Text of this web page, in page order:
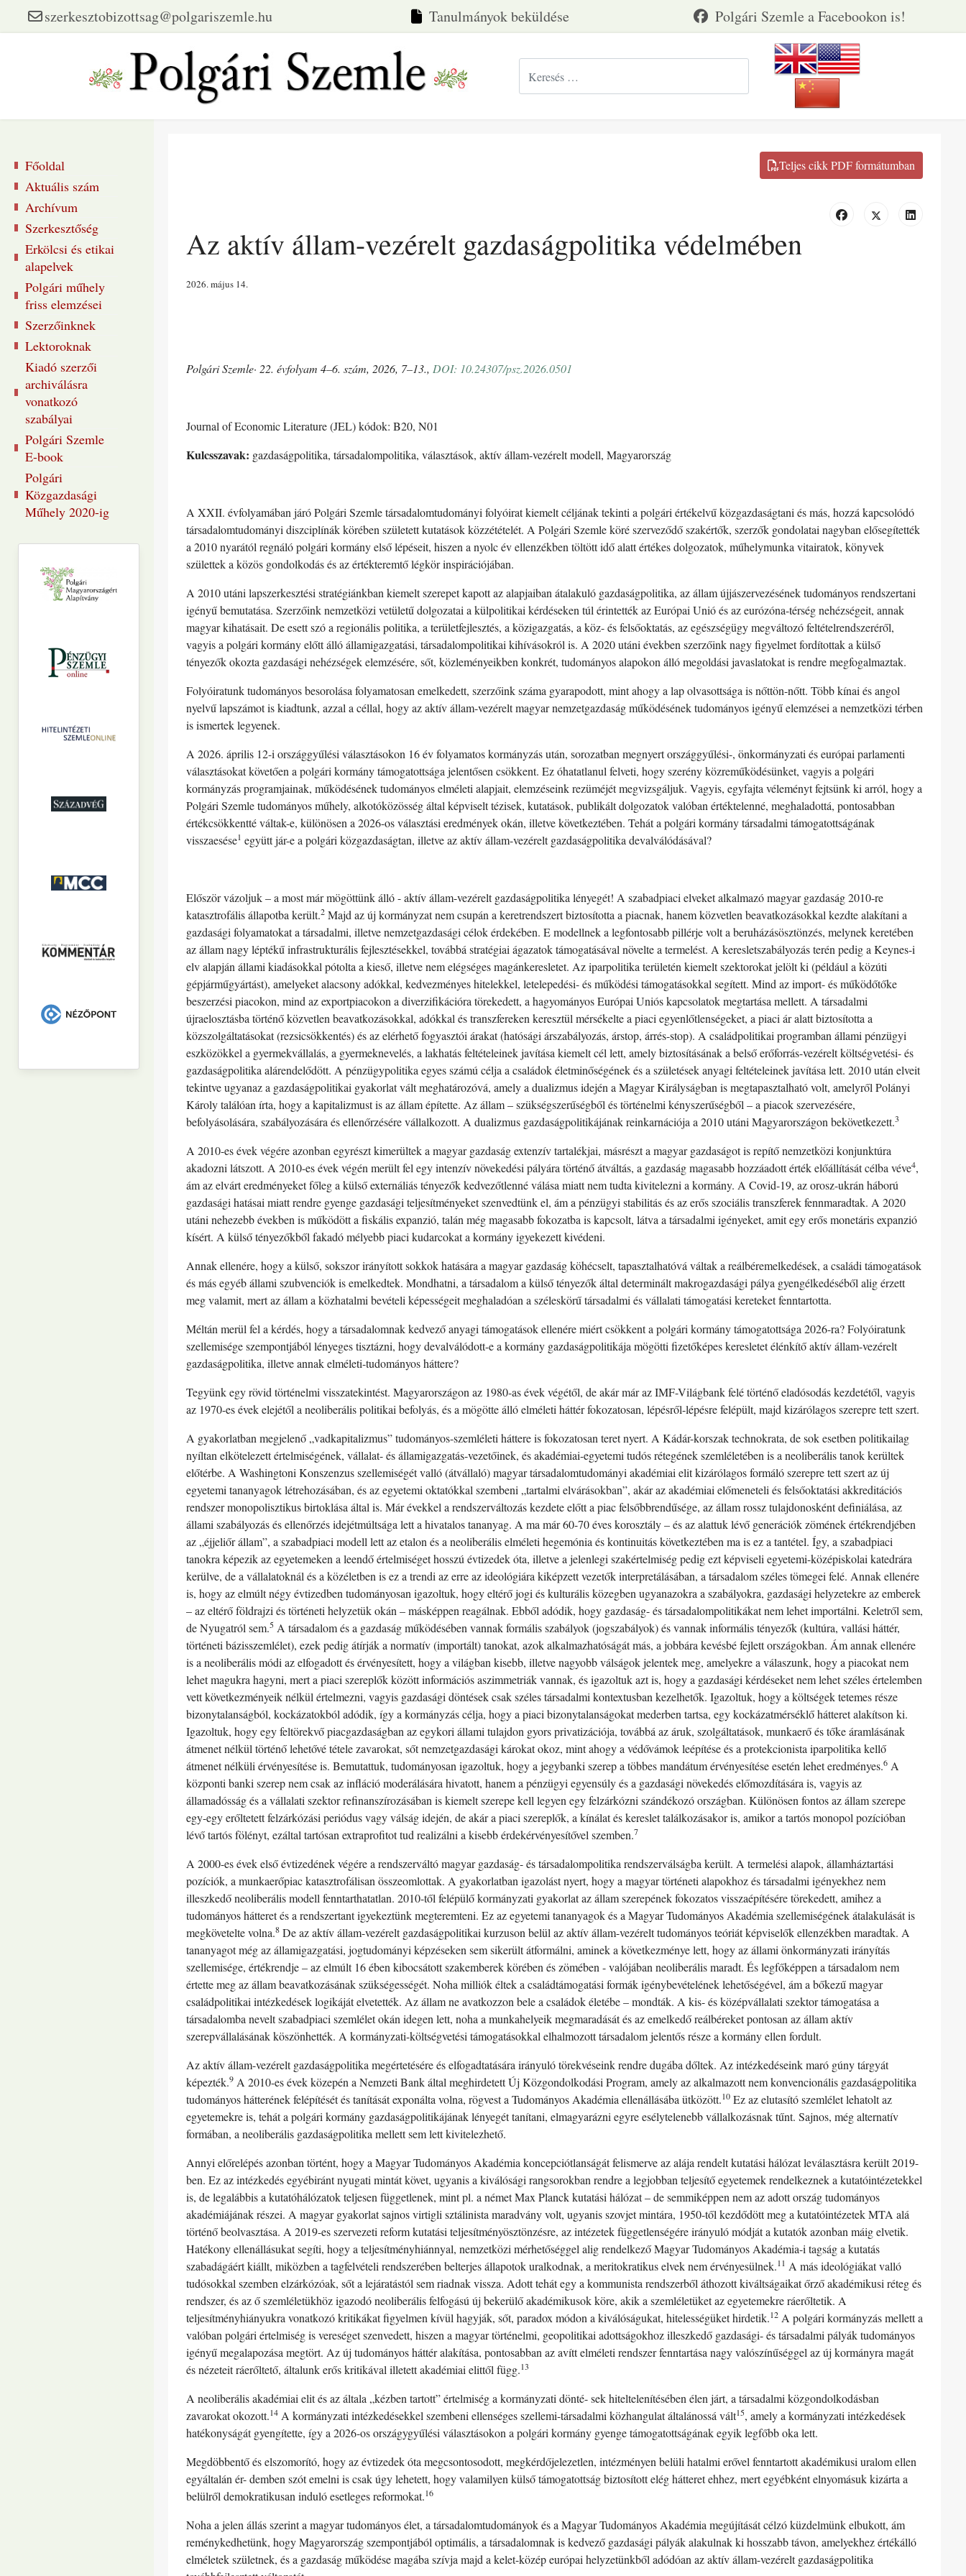
szerkesztobizottsag@polgariszemle.hu Tanulmányok beküldése
Főoldal
Aktuális szám
Archívum
Szerkesztőség
Erkölcsi és etikai
alapelvek
Polgári műhely
friss elemzései
Szerzőinknek
Lektoroknak
Kiadó szerzői
archiválásra
vonatkozó
szabályai
Polgári Szemle
E-book
Polgári
Közgazdasági
Műhely 2020-ig
Az aktív állam-vezérelt gazdaságpolitika védelmében
2026. május 14
Polgári Szemle· 22. évfolyam 4–6. szám, 2026, 7–13., DOI: 10.24307/psz.2026.0501
Journal of Economic Literature (JEL) kódok: B20, N01
Kulcsszavak: gazdaságpolitika, társadalompolitika, választások, aktív állam-vezérelt modell, Magyarország
A XXII. évfolyamában járó Polgári Szemle társadalomtudományi folyóirat kiemelt céljának tekinti a polgári értékelvű közgazdaságtani és más, hozzá kapcsolódó
társadalomtudományi diszciplínák körében született kutatások közzétételét. A Polgári Szemle köré szerveződő szakértők, szerzők gondolatai nagyban elősegítették
a 2010 nyarától regnáló polgári kormány első lépéseit, hiszen a nyolc év ellenzékben töltött idő alatt értékes dolgozatok, műhelymunka vitairatok, könyvek
születtek a közös gondolkodás és az értékteremtő légkör inspirációjában.
A 2010 utáni lapszerkesztési stratégiánkban kiemelt szerepet kapott az alapjaiban átalakuló gazdaságpolitika, az állam újjászervezésének tudományos rendszertani
igényű bemutatása. Szerzőink nemzetközi vetületű dolgozatai a külpolitikai kérdéseken túl érintették az Európai Unió és az eurózóna-térség nehézségeit, annak
magyar kihatásait. De esett szó a regionális politika, a területfejlesztés, a közigazgatás, a köz- és felsőoktatás, az egészségügy megváltozó feltételrendszeréről,
vagyis a polgári kormány előtt álló államigazgatási, társadalompolitikai kihívásokról is. A 2020 utáni években szerzőink nagy figyelmet fordítottak a külső
tényezők okozta gazdasági nehézségek elemzésére, sőt, közleményeikben konkrét, tudományos alapokon álló megoldási javaslatokat is rendre megfogalmaztak.
Folyóiratunk tudományos besorolása folyamatosan emelkedett, szerzőink száma gyarapodott, mint ahogy a lap olvasottsága is nőttön-nőtt. Több kínai és angol
nyelvű lapszámot is kiadtunk, azzal a céllal, hogy az aktív állam-vezérelt magyar nemzetgazdaság működésének tudományos igényű elemzései a nemzetközi térben
is ismertek legyenek.
A 2026. április 12-i országgyűlési választásokon 16 év folyamatos kormányzás után, sorozatban megnyert országgyűlési-, önkormányzati és európai parlamenti
választásokat követően a polgári kormány támogatottsága jelentősen csökkent. Ez óhatatlanul felveti, hogy szerény közreműködésünket, vagyis a polgári
kormányzás programjainak, működésének tudományos elméleti alapjait, elemzéseink rezüméjét megvizsgáljuk. Vagyis, egyfajta véleményt fejtsünk ki arról, hogy a
Polgári Szemle tudományos műhely, alkotóközösség által képviselt tézisek, kutatások, publikált dolgozatok valóban értéktelenné, meghaladottá, pontosabban
értékcsökkentté váltak-e, különösen a 2026-os választási eredmények okán, illetve következtében. Tehát a polgári kormány társadalmi támogatottságának
visszaesése1 együtt jár-e a polgári közgazdaságtan, illetve az aktív állam-vezérelt gazdaságpolitika devalválódásával?
Először vázoljuk – a most már mögöttünk álló - aktív állam-vezérelt gazdaságpolitika lényegét! A szabadpiaci elveket alkalmazó magyar gazdaság 2010-re
katasztrofális állapotba került.2 Majd az új kormányzat nem csupán a keretrendszert biztosította a piacnak, hanem közvetlen beavatkozásokkal kezdte alakítani a
gazdasági folyamatokat a társadalmi, illetve nemzetgazdasági célok érdekében. E modellnek a legfontosabb pillérje volt a beruházásösztönzés, melynek keretében
az állam nagy léptékű infrastrukturális fejlesztésekkel, továbbá stratégiai ágazatok támogatásával növelte a termelést. A keresletszabályozás terén pedig a Keynes-i
elv alapján állami kiadásokkal pótolta a kieső, illetve nem elégséges magánkeresletet. Az iparpolitika területén kiemelt szektorokat jelölt ki (például a közúti
gépjárműgyártást), amelyeket alacsony adókkal, kedvezményes hitelekkel, letelepedési- és működési támogatásokkal segített. Mind az import- és működőtőke
beszerzési piacokon, mind az exportpiacokon a diverzifikációra törekedett, a hagyományos Európai Uniós kapcsolatok megtartása mellett. A társadalmi
újraelosztásba történő közvetlen beavatkozásokkal, adókkal és transzfereken keresztül mérsékelte a piaci egyenlőtlenségeket, a piaci ár alatt biztosította a
közszolgáltatásokat (rezsicsökkentés) és az elérhető fogyasztói árakat (hatósági árszabályozás, árstop, árrés-stop). A családpolitikai programban állami pénzügyi
eszközökkel a gyermekvállalás, a gyermeknevelés, a lakhatás feltételeinek javítása kiemelt cél lett, amely biztosításának a belső erőforrás-vezérelt költségvetési- és
gazdaságpolitika alárendelődött. A pénzügypolitika egyes számú célja a családok életminőségének és a születések anyagi feltételeinek javítása lett. 2010 után elveit
tekintve ugyanaz a gazdaságpolitikai gyakorlat vált meghatározóvá, amely a dualizmus idején a Magyar Királyságban is megtapasztalható volt, amelyről Polányi
Károly találóan írta, hogy a kapitalizmust is az állam építette. Az állam – szükségszerűségből és történelmi kényszerűségből – a piacok szervezésére,
befolyásolására, szabályozására és ellenőrzésére vállalkozott. A dualizmus gazdaságpolitikájának reinkarnációja a 2010 utáni Magyarországon bekövetkezett.3
A 2010-es évek végére azonban egyrészt kimerültek a magyar gazdaság extenzív tartalékjai, másrészt a magyar gazdaságot is repítő nemzetközi konjunktúra
akadozni látszott. A 2010-es évek végén merült fel egy intenzív növekedési pályára történő átváltás, a gazdaság magasabb hozzáadott érték előállítását célba véve4,
ám az elvárt eredményeket főleg a külső externáliás tényezők kedvezőtlenné válása miatt nem tudta kivitelezni a kormány. A Covid-19, az orosz-ukrán háború
gazdasági hatásai miatt rendre gyenge gazdasági teljesítményeket szenvedtünk el, ám a pénzügyi stabilitás és az erős szociális transzferek fennmaradtak. A 2020
utáni nehezebb években is működött a fiskális expanzió, talán még magasabb fokozatba is kapcsolt, látva a társadalmi igényeket, amit egy erős monetáris expanzió
kísért. A külső tényezőkből fakadó mélyebb piaci kudarcokat a kormány igyekezett kivédeni.
Annak ellenére, hogy a külső, sokszor irányított sokkok hatására a magyar gazdaság köhécselt, tapasztalhatóvá váltak a reálbéremelkedések, a családi támogatások
és más egyéb állami szubvenciók is emelkedtek. Mondhatni, a társadalom a külső tényezők által determinált makrogazdasági pálya gyengélkedéséből alig érzett
meg valamit, mert az állam a közhatalmi bevételi képességeit meghaladóan a széleskörű társadalmi és vállalati támogatási kereteket fenntartotta.
Méltán merül fel a kérdés, hogy a társadalomnak kedvező anyagi támogatások ellenére miért csökkent a polgári kormány támogatottsága 2026-ra? Folyóiratunk
szellemisége szempontjából lényeges tisztázni, hogy devalválódott-e a kormány gazdaságpolitikája mögötti fizetőképes keresletet élénkítő aktív állam-vezérelt
gazdaságpolitika, illetve annak elméleti-tudományos háttere?
Tegyünk egy rövid történelmi visszatekintést. Magyarországon az 1980-as évek végétől, de akár már az IMF-Világbank felé történő eladósodás kezdetétől, vagyis
az 1970-es évek elejétől a neoliberális politikai befolyás, és a mögötte álló elméleti háttér fokozatosan, lépésről-lépésre felépült, majd kizárólagos szerepre tett szert.
A gyakorlatban megjelenő „vadkapitalizmus” tudományos-szemléleti háttere is fokozatosan teret nyert. A Kádár-korszak technokrata, de sok esetben politikailag
nyíltan elkötelezett értelmiségének, vállalat- és államigazgatás-vezetőinek, és akadémiai-egyetemi tudós rétegének szemléletében is a neoliberális tanok kerültek
előtérbe. A Washingtoni Konszenzus szellemiségét valló (átvállaló) magyar társadalomtudományi akadémiai elit kizárólagos formáló szerepre tett szert az új
egyetemi tananyagok létrehozásában, és az egyetemi oktatókkal szembeni „tartalmi elvárásokban”, akár az akadémiai előmeneteli és felsőoktatási akkreditációs
rendszer monopolisztikus birtoklása által is. Már évekkel a rendszerváltozás kezdete előtt a piac felsőbbrendűsége, az állam rossz tulajdonosként definiálása, az
állami szabályozás és ellenőrzés idejétmúltsága lett a hivatalos tananyag. A ma már 60-70 éves korosztály – és az alattuk lévő generációk zömének értékrendjében
az „éjjeliőr állam”, a szabadpiaci modell lett az etalon és a neoliberális elméleti hegemónia és kontinuitás következtében ma is ez a tantétel. Így, a szabadpiaci
tanokra képezik az egyetemeken a leendő értelmiséget hosszú évtizedek óta, illetve a jelenlegi szakértelmiség pedig ezt képviseli egyetemi-középiskolai katedrára
kerülve, de a vállalatoknál és a közéletben is ez a trendi az erre az ideológiára kiképzett vezetők interpretálásában, a társadalom széles tömegei felé. Annak ellenére
is, hogy az elmúlt négy évtizedben tudományosan igazoltuk, hogy eltérő jogi és kulturális közegben ugyanazokra a szabályokra, gazdasági helyzetekre az emberek
– az eltérő földrajzi és történeti helyzetük okán – másképpen reagálnak. Ebből adódik, hogy gazdaság- és társadalompolitikákat nem lehet importálni. Keletről sem,
de Nyugatról sem.5 A társadalom és a gazdaság működésében vannak formális szabályok (jogszabályok) és vannak informális tényezők (kultúra, vallási háttér,
történeti bázisszemlélet), ezek pedig átírják a normatív (importált) tanokat, azok alkalmazhatóságát más, a jobbára kevésbé fejlett országokban. Ám annak ellenére
is a neoliberális módi az elfogadott és érvényesített, hogy a világban kisebb, illetve nagyobb válságok jelentek meg, amelyekre a válaszunk, hogy a piacokat nem
lehet magukra hagyni, mert a piaci szereplők között információs aszimmetriák vannak, és igazoltuk azt is, hogy a gazdasági kérdéseket nem lehet széles értelemben
vett következményeik nélkül értelmezni, vagyis gazdasági döntések csak széles társadalmi kontextusban kezelhetők. Igazoltuk, hogy a költségek tetemes része
bizonytalanságból, kockázatokból adódik, így a kormányzás célja, hogy a piaci bizonytalanságokat mederben tartsa, egy kockázatmérséklő hátteret alakítson ki.
Igazoltuk, hogy egy feltörekvő piacgazdaságban az egykori állami tulajdon gyors privatizációja, továbbá az áruk, szolgáltatások, munkaerő és tőke áramlásának
átmenet nélkül történő lehetővé tétele zavarokat, sőt nemzetgazdasági károkat okoz, mint ahogy a védővámok leépítése és a protekcionista iparpolitika kellő
átmenet nélküli érvényesítése is. Bemutattuk, tudományosan igazoltuk, hogy a jegybanki szerep a többes mandátum érvényesítése esetén lehet eredményes.6 A
központi banki szerep nem csak az infláció moderálására hivatott, hanem a pénzügyi egyensúly és a gazdasági növekedés előmozdítására is, vagyis az
államadósság és a vállalati szektor refinanszírozásában is kiemelt szerepe kell legyen egy felzárkózni szándékozó országban. Különösen fontos az állam szerepe
egy-egy erőltetett felzárkózási periódus vagy válság idején, de akár a piaci szereplők, a kínálat és kereslet találkozásakor is, amikor a tartós monopol pozícióban
lévő tartós fölényt, ezáltal tartósan extraprofitot tud realizálni a kisebb érdekérvényesítővel szemben.7
A 2000-es évek első évtizedének végére a rendszerváltó magyar gazdaság- és társadalompolitika rendszerválságba került. A termelési alapok, államháztartási
pozíciók, a munkaerőpiac katasztrofálisan összeomlottak. A gyakorlatban igazolást nyert, hogy a magyar történeti alapokhoz és társadalmi igényekhez nem
illeszkedő neoliberális modell fenntarthatatlan. 2010-től felépülő kormányzati gyakorlat az állam szerepének fokozatos visszaépítésére törekedett, amihez a
tudományos hátteret és a rendszertant igyekeztünk megteremteni. Ez az egyetemi tananyagok és a Magyar Tudományos Akadémia szellemiségének átalakulását is
megkövetelte volna.8 De az aktív állam-vezérelt gazdaságpolitikai kurzuson belül az aktív állam-vezérelt tudományos teóriát képviselők ellenzékben maradtak. A
tananyagot még az államigazgatási, jogtudományi képzéseken sem sikerült átformálni, aminek a következménye lett, hogy az állami önkormányzati irányítás
szellemisége, értékrendje – az elmúlt 16 ében kibocsátott szakemberek körében és zömében - valójában neoliberális maradt. És legfőképpen a társadalom nem
értette meg az állam beavatkozásának szükségességét. Noha milliók éltek a családtámogatási formák igénybevételének lehetőségével, ám a bőkezű magyar
családpolitikai intézkedések logikáját elvetették. Az állam ne avatkozzon bele a családok életébe – mondták. A kis- és középvállalati szektor támogatása a
társadalomba nevelt szabadpiaci szemlélet okán idegen lett, noha a munkahelyeik megmaradását és az emelkedő reálbéreket pontosan az állam aktív
szerepvállalásának köszönhették. A kormányzati-költségvetési támogatásokkal elhalmozott társadalom jelentős része a kormány ellen fordult.
Az aktív állam-vezérelt gazdaságpolitika megértetésére és elfogadtatására irányuló törekvéseink rendre dugába dőltek. Az intézkedéseink maró gúny tárgyát
képezték.9 A 2010-es évek közepén a Nemzeti Bank által meghirdetett Új Közgondolkodási Program, amely az alkalmazott nem konvencionális gazdaságpolitika
tudományos hátterének felépítését és tanítását exponálta volna, rögvest a Tudományos Akadémia ellenállásába ütközött.10 Ez az elutasító szemlélet lehatolt az
egyetemekre is, tehát a polgári kormány gazdaságpolitikájának lényegét tanítani, elmagyarázni egyre esélytelenebb vállalkozásnak tűnt. Sajnos, még alternatív
formában, a neoliberális gazdaságpolitika mellett sem lett kivitelezhető.
Annyi előrelépés azonban történt, hogy a Magyar Tudományos Akadémia koncepciótlanságát felismerve az alája rendelt kutatási hálózat leválasztásra került 2019-
ben. Ez az intézkedés egyébiránt nyugati mintát követ, ugyanis a kiválósági rangsorokban rendre a legjobban teljesítő egyetemek rendelkeznek a kutatóintézetekkel
is, de legalábbis a kutatóhálózatok teljesen függetlenek, mint pl. a német Max Planck kutatási hálózat – de semmiképpen nem az adott ország tudományos
akadémiájának részei. A magyar gyakorlat sajnos virtigli sztálinista maradvány volt, ugyanis szovjet mintára, 1950-től kezdődött meg a kutatóintézetek MTA alá
történő beolvasztása. A 2019-es szervezeti reform kutatási teljesítményösztönzésre, az intézetek függetlenségére irányuló módját a kutatók azonban máig elvetik.
Hatékony ellenállásukat segíti, hogy a teljesítményhiánnyal, nemzetközi mérhetőséggel alig rendelkező Magyar Tudományos Akadémia-i tagság a kutatás
szabadágáért kiállt, miközben a tagfelvételi rendszerében belterjes állapotok uralkodnak, a meritokratikus elvek nem érvényesülnek.11 A más ideológiákat valló
tudósokkal szemben elzárkózóak, sőt a lejáratástól sem riadnak vissza. Adott tehát egy a kommunista rendszerből áthozott kiváltságaikat őrző akadémikusi réteg és
rendszer, és az ő szemléletükhöz igazodó neoliberális felfogású új bekerülő akadémikusok köre, akik a szemléletüket az egyetemekre ráerőltetik. A
teljesítményhiányukra vonatkozó kritikákat figyelmen kívül hagyják, sőt, paradox módon a kiválóságukat, hitelességüket hirdetik.12 A polgári kormányzás mellett a
valóban polgári értelmiség is vereséget szenvedett, hiszen a magyar történelmi, geopolitikai adottságokhoz illeszkedő gazdasági- és társadalmi pályák tudományos
igényű megalapozása megtört. Az új tudományos háttér alakítása, pontosabban az avítt elméleti rendszer fenntartása nagy valószínűséggel az új kormányra magát
és nézeteit ráerőltető, általunk erős kritikával illetett akadémiai elittől függ.13
A neoliberális akadémiai elit és az általa „kézben tartott” értelmiség a kormányzati dönté- sek hiteltelenítésében élen járt, a társadalmi közgondolkodásban
zavarokat okozott.14 A kormányzati intézkedésekkel szembeni ellenséges szellemi-társadalmi közhangulat általánossá vált15, amely a kormányzati intézkedések
hatékonyságát gyengítette, így a 2026-os országygyűlési választásokon a polgári kormány gyenge támogatottságának egyik legfőbb oka lett.
Megdöbbentő és elszomorító, hogy az évtizedek óta megcsontosodott, megkérdőjelezetlen, intézményen belüli hatalmi erővel fenntartott akadémikusi uralom ellen
egyáltalán ér- demben szót emelni is csak úgy lehetett, hogy valamilyen külső támogatottság biztosított elég hátteret ehhez, mert egyébként elnyomásuk kizárta a
belülről demokratikusan induló esetleges reformokat.16
Noha a jelen állás szerint a magyar tudományos élet, a társadalomtudományok és a Magyar Tudományos Akadémia megújítását célzó küzdelmünk elbukott, ám
reménykedhetünk, hogy Magyarország szempontjából optimális, a társadalomnak is kedvező gazdasági pályák alakulnak ki hosszabb távon, amelyekhez értékálló
elméletek születnek, és a gazdaság működése magába szívja majd a kelet-közép európai helyzetünkből adódóan az aktív állam-vezérelt gazdaságpolitika